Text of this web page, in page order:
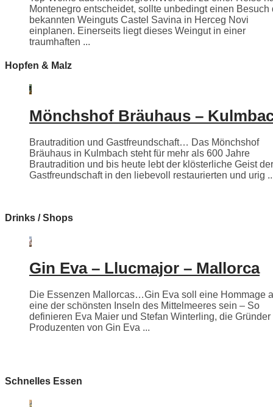
Montenegro entscheidet, sollte unbedingt einen Besuch
bekannten Weinguts Castel Savina in Herceg Novi
einplanen. Einerseits liegt dieses Weingut in einer
traumhaften ...
Hopfen & Malz
Mönchshof Bräuhaus –
Brautradition und Gastfreundschaft… Das Mönchshof
Bräuhaus in Kulmbach steht für mehr als 600 Jahre
Brautradition und bis heute lebt der klösterliche Geist der
Gastfreundschaft in den liebevoll restaurierten und urig
Drinks / Shops
Gin Eva – Llucmajor – Mallorca
Die Essenzen Mallorcas…Gin Eva soll eine Hommage
eine der schönsten Inseln des Mittelmeeres sein – So
definieren Eva Maier und Stefan Winterling, die Gründer
Produzenten von Gin Eva ...
Schnelles Essen